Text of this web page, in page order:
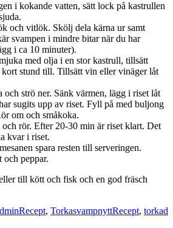
i kokande vatten, sätt lock på kastrullen
och vitlök. Skölj dela kärna ur samt
svampen i mindre bitar när du har
i ca 10 minuter).
med olja i en stor kastrull, tillsätt
kort stund till. Tillsätt vin eller vinäger låt
och strö ner. Sänk värmen, lägg i riset låt
sugits upp av riset. Fyll på med buljong
om och småkoka.
och rör. Efter 20-30 min är riset klart. Det
kvar i riset.
spara resten till serveringen.
och peppar.
till kött och fisk och en god fräsch
Kategorier
Recept, TorkasvampnyttTaggar
Recept, torkad